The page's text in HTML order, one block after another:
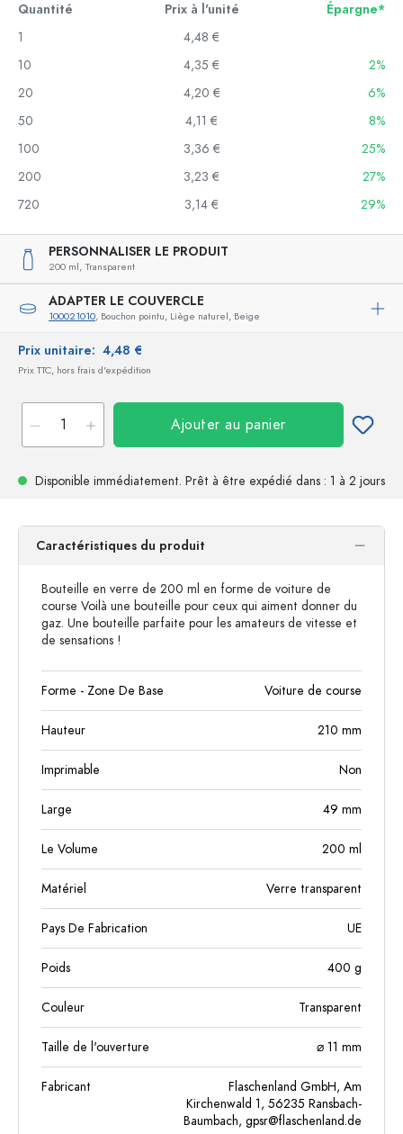
Quantité Prix à l'unité
Épargne*
1
4,48 €
10
4,35 €
2%
20
4,20 €
6%
50
4,11 €
8%
100
3,36 €
25%
200
3,23 €
27%
720
3,14 € 29%
PERSONNALISER LE PRODUIT
200 ml, Transparent
ADAPTER LE COUVERCLE
100021010, Bouchon pointu, Liège naturel, Beige
Prix unitaire: 4,48 €
Prix TTC, hors frais d'expédition
Ajouter au panier
Disponible immédiatement. Prêt à être expédié dans : 1 à 2 jours
Caractéristiques du produit
Bouteille en verre de 200 ml en forme de voiture de
course Voilà une bouteille pour ceux qui aiment donner du
gaz. Une bouteille parfaite pour les amateurs de vitesse et
de sensations !
Forme - Zone De Base Voiture de course
Hauteur 210 mm
Imprimable Non
Large 49 mm
Le Volume 200 ml
Matériel Verre transparent
Pays De Fabrication UE
Poids 400 g
Couleur Transparent
Taille de l'ouverture ⌀ 11 mm
Fabricant
Flaschenland GmbH, Am
Kirchenwald 1, 56235 Ransbach-
Baumbach, gpsr@flaschenland.de